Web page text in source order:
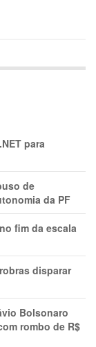
para
de
da PF
fim da escala
disparar
Bolsonaro
rombo de R$